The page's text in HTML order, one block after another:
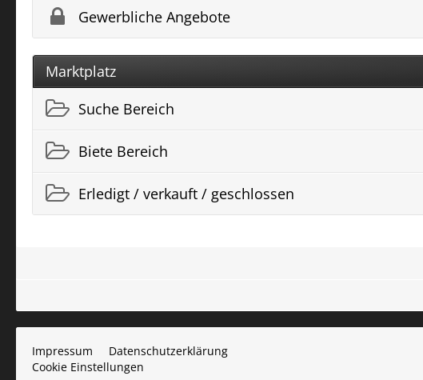
Gewerbliche Angebote
Marktplatz
Suche Bereich
Biete Bereich
Erledigt / verkauft / geschlossen
Impressum
Datenschutzerklärung
Cookie Einstellungen